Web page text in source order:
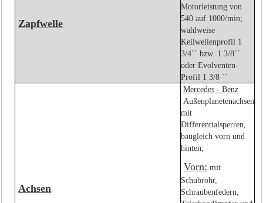
Zapfwelle
Motorleistung von
540 auf 1000/min;
wahlweise
Keilwellenprofil 1
3/4´´ bzw. 1 3/8´´
oder Evolventen-
Profil 1 3/8 ´´
Achsen
Mercedes - Benz
Außenplanetenachsen
mit
Differentialsperren,
baugleich vorn und
hinten;
Vorn: mit
Schubrohr,
Schraubenfedern,